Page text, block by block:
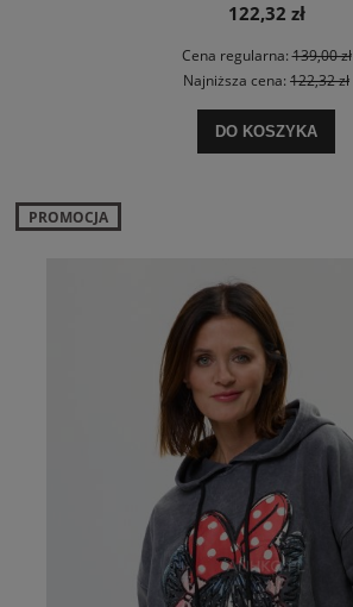
122,32 zł
Cena regularna:139,00 zł
Najniższa cena: 122,32 zł
DO KOSZYKA
PROMOCJA